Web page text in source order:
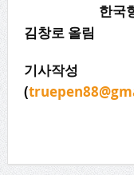
한국항공우
김창로 올림
기사작성
(